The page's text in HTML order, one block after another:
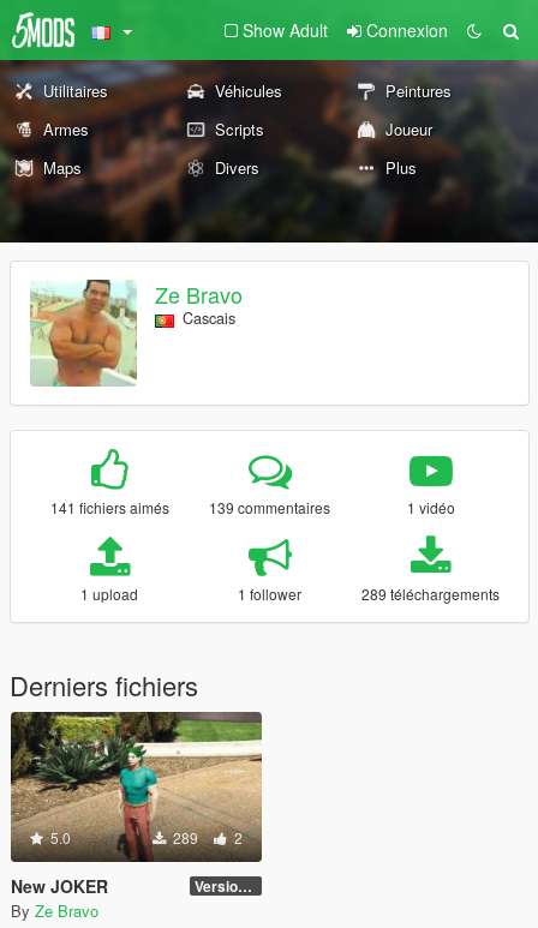
Show Adult Connexion
Utilitaires Véhicules
Peintures
Armes
Scripts
Joueur
Maps
Divers Plus
Ze Bravo
Cascais
141 fichiers aimés 139 commentaires 1 vidéo
1 upload 1 follower 289 téléchargements
Derniers fichiers
5.0 289 2
New JOKER Version 1
By Ze Bravo